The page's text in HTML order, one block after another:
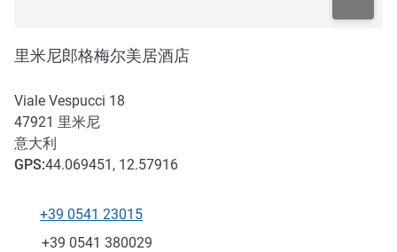
里米尼郎格梅尔美居酒店
Viale Vespucci 18
47921 里米尼
意大利
GPS:44.069451, 12.57916
电话
+39 0541 23015
传真
+39 0541 380029